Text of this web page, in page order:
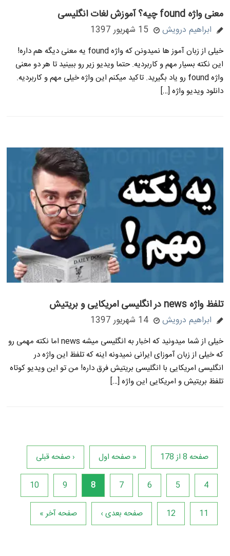
معنی واژه found چیه؟ آموزش لغات انگلیسی
ابراهیم درویش 15 شهریور 1397
خیلی از زبان آموز ها نمیدونن که واژه found یه معنی دیگه هم داره!
این نکته بسیار مهم و کاربردیه. حتما ویدیو زیر رو ببینید تا هر دو معنی
واژه found رو یاد بگیرید. تاکید میکنم این واژه خیلی مهم و کاربردیه.
دانلود ویدیو واژه […]
تلفظ واژه news در انگلیسی امریکایی و بریتیش
ابراهیم درویش 14 شهریور 1397
خیلی از شما میدونید که اخبار به انگلیسی میشه news اما نکته مهمی رو
که خیلی از زبان آموزای ایرانی نمیدونه اینه که تلفظ این واژه در
انگلیسی امریکایی با انگلیسی بریتیش فرق داره! من تو این ویدیو کوتاه
تلفظ بریتیش و امریکایی این واژه […]
صفحه 8 از 178 « صفحه اول ‹ صفحه قبلی
4
5
6
7
8
9
10
11
12 صفحه بعدی › صفحه آخر »